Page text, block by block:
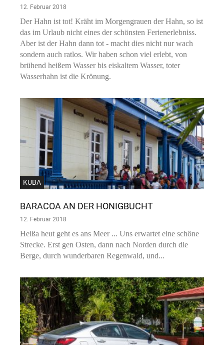
12. Februar 2018
Der Hahn ist tot! Kräht im Morgengrauen der Hahn, so ist
das im Urlaub nicht eines der schönsten Ferienerlebniss.
Aber ist der Hahn dann tot - macht dies nicht nur wach
sondern auch ratlos. Wir haben schon viel erlebt, von
brühend heißem Wasser bis eiskaltem Wasser, toter
Wasserhahn ist die Krönung.
KUBA
BARACOA AN DER HONIGBUCHT
12. Februar 2018
Heißa heut geht es ans Meer ... Uns erwartet eine schöne
Strecke. Erst gen Osten, dann nach Norden durch die
Berge, durch wunderbaren Regenwald, und...